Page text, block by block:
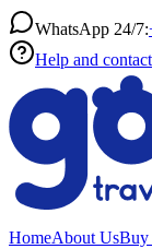
WhatsApp 24/7:
Help and contact
HomeAbout UsBuy